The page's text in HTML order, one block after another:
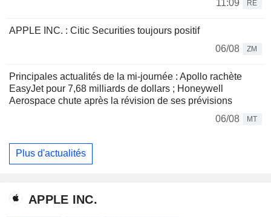
11:09 RE
APPLE INC. : Citic Securities toujours positif
06/08
ZM
Principales actualités de la mi-journée : Apollo rachète
EasyJet pour 7,68 milliards de dollars ; Honeywell
Aerospace chute après la révision de ses prévisions
06/08
MT
Plus d'actualités
APPLE INC.